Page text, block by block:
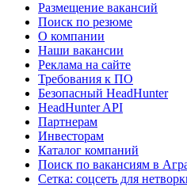
Размещение вакансий
Поиск по резюме
О компании
Наши вакансии
Реклама на сайте
Требования к ПО
Безопасный HeadHunter
HeadHunter API
Партнерам
Инвесторам
Каталог компаний
Поиск по вакансиям в
Сетка: соцсеть для